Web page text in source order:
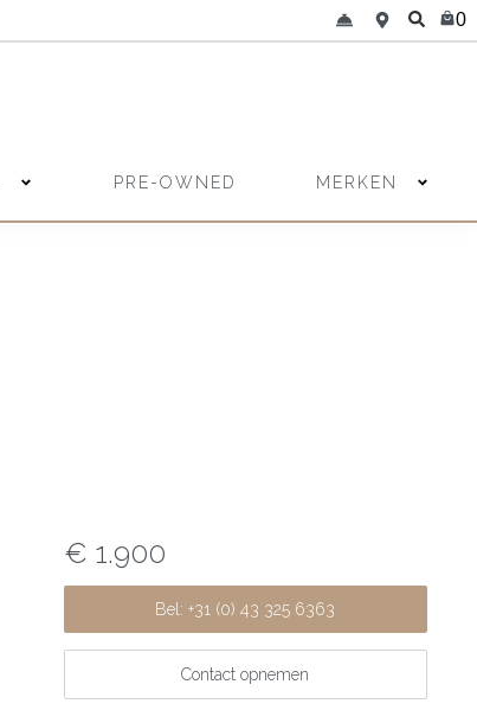
0
PRE-OWNED MERKEN
€ 1.900
Bel: +31 (0) 43 325 6363
Contact opnemen